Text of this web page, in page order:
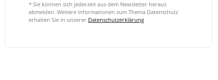
* Sie können sich jederzeit aus dem Newsletter heraus
abmelden. Weitere Informationen zum Thema Datenschutz
erhalten Sie in unserer Datenschutzerklärung